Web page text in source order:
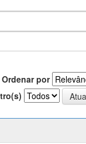
Ordenar por